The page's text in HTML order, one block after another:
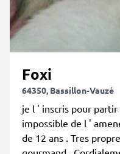
Foxi
64350, Bassillon-Vauzé
je l ' inscris pour
impossible de l '
de 12 ans . Tres